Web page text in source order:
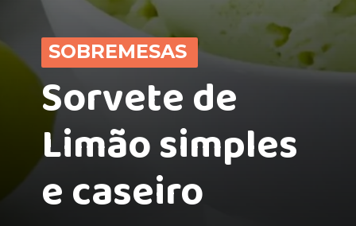
Sorvete de
Limão simples
e caseiro
SOBREMESAS